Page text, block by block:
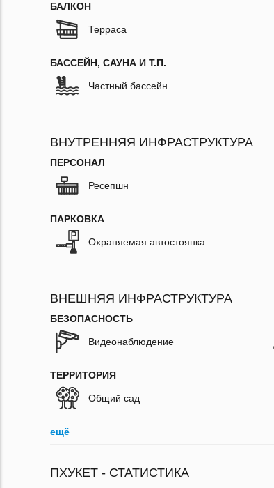
БАЛКОН
Терраса
БАССЕЙН, САУНА И Т.П.
Частный бассейн
ВНУТРЕННЯЯ ИНФРАСТРУКТУРА
ПЕРСОНАЛ
Ресепшн
ПАРКОВКА
Охраняемая автостоянка
ВНЕШНЯЯ ИНФРАСТРУКТУРА
БЕЗОПАСНОСТЬ
Видеонаблюдение
ТЕРРИТОРИЯ
Общий сад
ещё
ПХУКЕТ - СТАТИСТИКА